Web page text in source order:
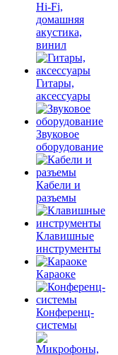
Hi-Fi,
домашняя
акустика,
винил
Гитары,
аксессуары
Звуковое
оборудование
Кабели и
разъемы
Клавишные
инструменты
Караоке
Конференц-
системы